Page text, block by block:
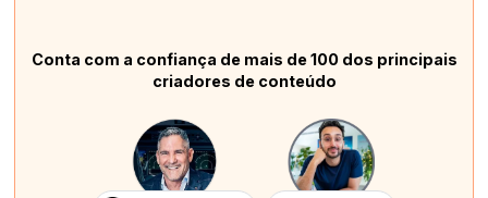
Conta com a confiança de mais de 100 dos principais
criadores de conteúdo